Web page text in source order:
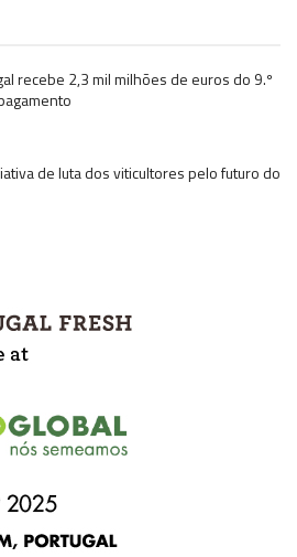
recebe 2,3 mil milhões de euros do 9.º
de luta dos viticultores pelo futuro do